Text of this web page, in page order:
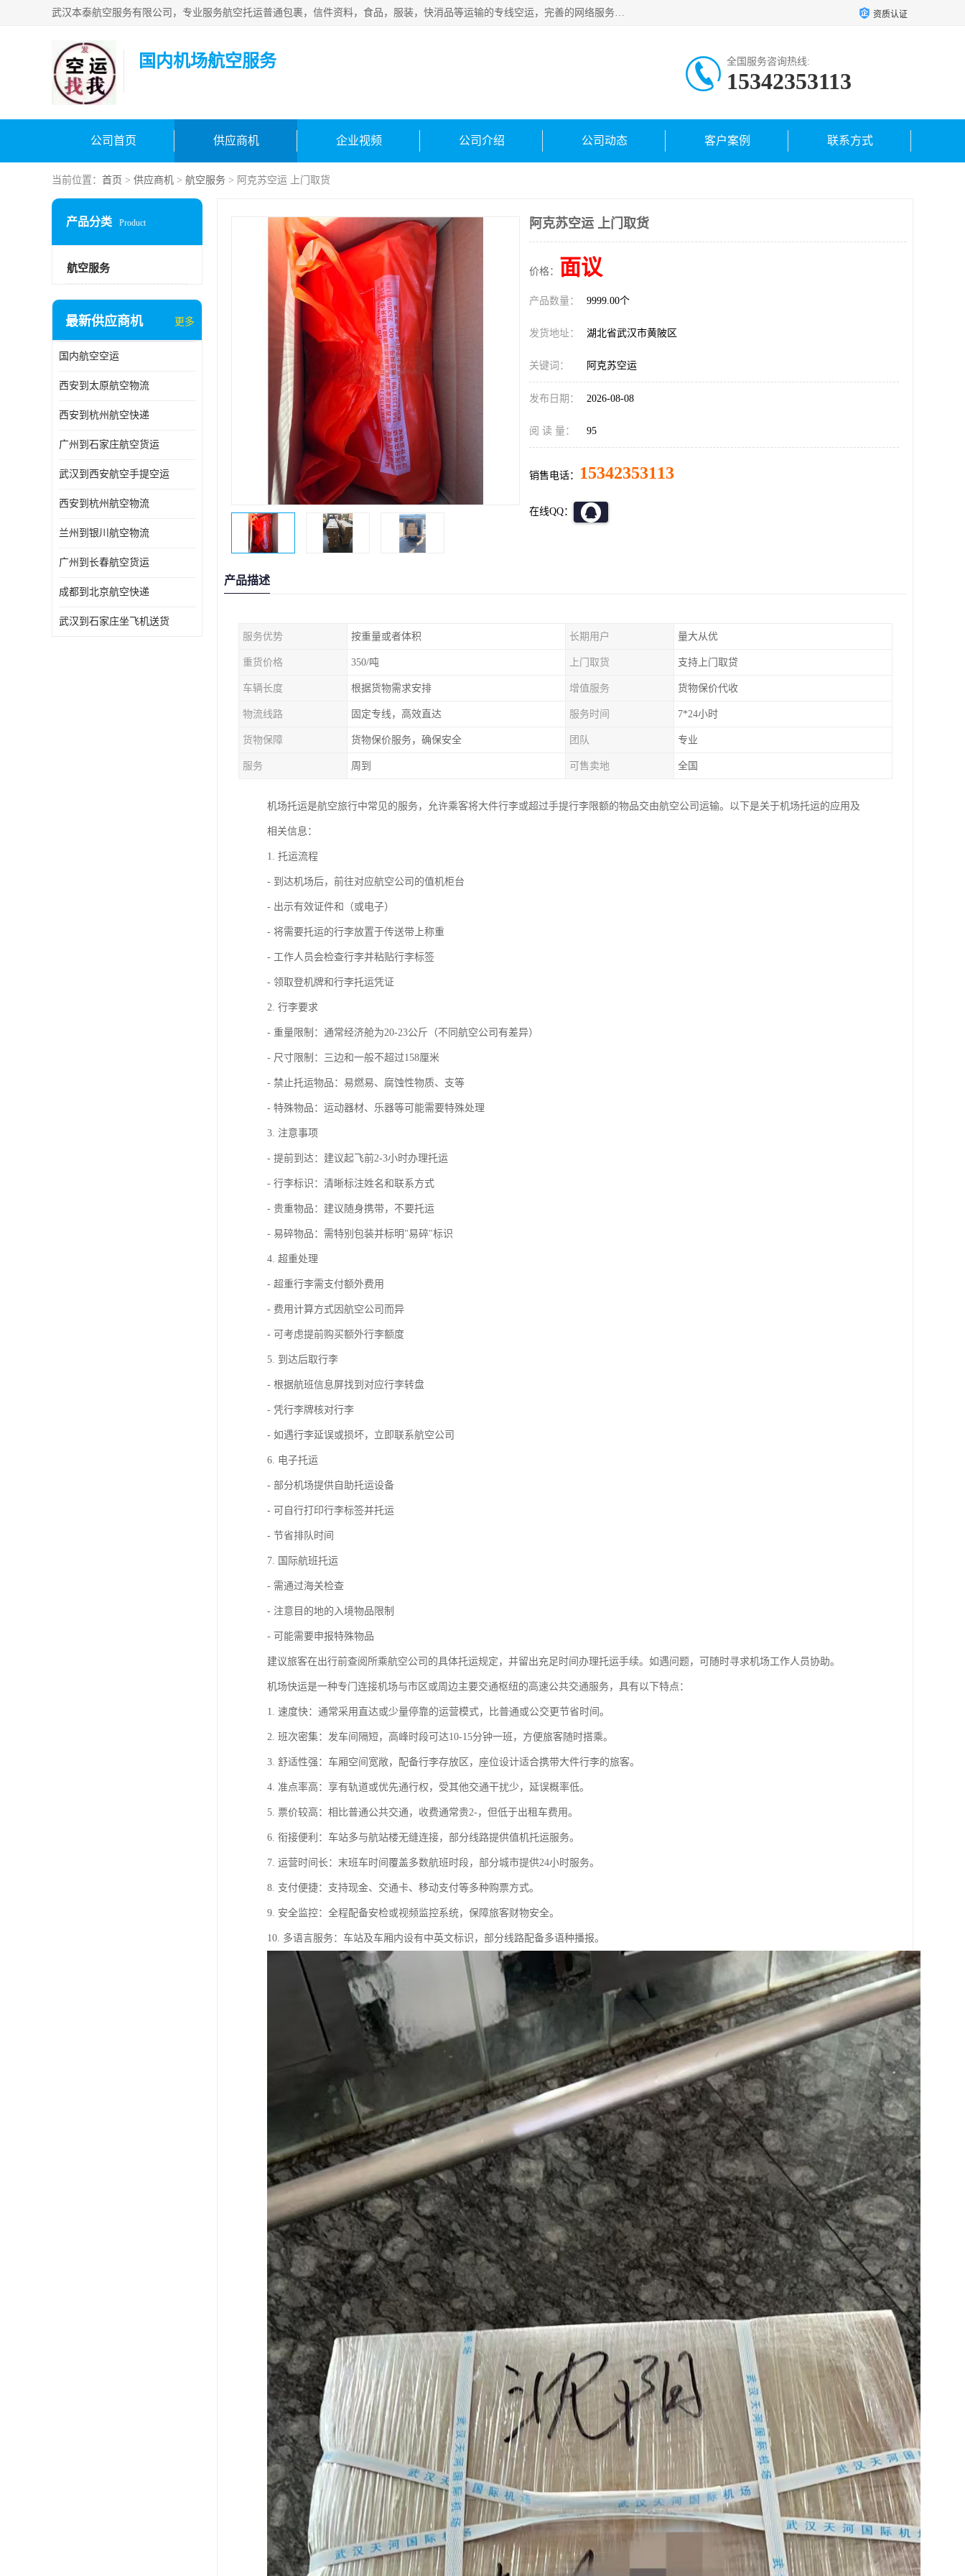
武汉本泰航空服务有限公司，专业服务航空托运普通包裹，信件资料，食品，服装，快消品等运输的专线空运，完善的网络服务确保为客户提供准确、*、安全的“门对门”服务，本着“诚信为本、精诚合作”的服务宗旨.“以安全运输为保障，以运价合理要求市场”的经营理念。武汉机场货运、武汉航空物流、武汉空运、武汉天河国际机场东方、南方、国际航空、机场空运业务覆盖国内二三线机场城市，如：武汉-敦煌、武汉-柳州等 资质认证
国内机场航空服务 全国服务咨询热线:
15342353113
公司首页 供应商机 企业视频 公司介绍 公司动态 客户案例 联系方式
当前位置： 首页 > 供应商机 > 航空服务 > 阿克苏空运 上门取货
产品分类 Product
航空服务
最新供应商机 更多
国内航空空运
西安到太原航空物流
西安到杭州航空快递
广州到石家庄航空货运
武汉到西安航空手提空运
西安到杭州航空物流
兰州到银川航空物流
广州到长春航空货运
成都到北京航空快递
武汉到石家庄坐飞机送货
阿克苏空运 上门取货
价格： 面议
产品数量： 9999.00个
发货地址： 湖北省武汉市黄陂区
关键词： 阿克苏空运
发布日期： 2026-08-08
阅 读 量： 95
销售电话： 15342353113
在线QQ：
产品描述
服务优势 按重量或者体积 长期用户 量大从优
重货价格 350/吨 上门取货 支持上门取贷
车辆长度 根据货物需求安排 增值服务 货物保价代收
物流线路 固定专线，高效直达 服务时间 7*24小时
货物保障 货物保价服务，确保安全 团队 专业
服务 周到 可售卖地 全国
机场托运是航空旅行中常见的服务，允许乘客将大件行李或超过手提行李限额的物品交由航空公司运输。以下是关于机场托运的应用及
相关信息：
1. 托运流程
- 到达机场后，前往对应航空公司的值机柜台
- 出示有效证件和（或电子）
- 将需要托运的行李放置于传送带上称重
- 工作人员会检查行李并粘贴行李标签
- 领取登机牌和行李托运凭证
2. 行李要求
- 重量限制：通常经济舱为20-23公斤（不同航空公司有差异）
- 尺寸限制：三边和一般不超过158厘米
- 禁止托运物品：易燃易、腐蚀性物质、支等
- 特殊物品：运动器材、乐器等可能需要特殊处理
3. 注意事项
- 提前到达：建议起飞前2-3小时办理托运
- 行李标识：清晰标注姓名和联系方式
- 贵重物品：建议随身携带，不要托运
- 易碎物品：需特别包装并标明"易碎"标识
4. 超重处理
- 超重行李需支付额外费用
- 费用计算方式因航空公司而异
- 可考虑提前购买额外行李额度
5. 到达后取行李
- 根据航班信息屏找到对应行李转盘
- 凭行李牌核对行李
- 如遇行李延误或损坏，立即联系航空公司
6. 电子托运
- 部分机场提供自助托运设备
- 可自行打印行李标签并托运
- 节省排队时间
7. 国际航班托运
- 需通过海关检查
- 注意目的地的入境物品限制
- 可能需要申报特殊物品
建议旅客在出行前查阅所乘航空公司的具体托运规定，并留出充足时间办理托运手续。如遇问题，可随时寻求机场工作人员协助。
机场快运是一种专门连接机场与市区或周边主要交通枢纽的高速公共交通服务，具有以下特点：
1. 速度快：通常采用直达或少量停靠的运营模式，比普通或公交更节省时间。
2. 班次密集：发车间隔短，高峰时段可达10-15分钟一班，方便旅客随时搭乘。
3. 舒适性强：车厢空间宽敞，配备行李存放区，座位设计适合携带大件行李的旅客。
4. 准点率高：享有轨道或优先通行权，受其他交通干扰少，延误概率低。
5. 票价较高：相比普通公共交通，收费通常贵2-，但低于出租车费用。
6. 衔接便利：车站多与航站楼无缝连接，部分线路提供值机托运服务。
7. 运营时间长：末班车时间覆盖多数航班时段，部分城市提供24小时服务。
8. 支付便捷：支持现金、交通卡、移动支付等多种购票方式。
9. 安全监控：全程配备安检或视频监控系统，保障旅客财物安全。
10. 多语言服务：车站及车厢内设有中英文标识，部分线路配备多语种播报。